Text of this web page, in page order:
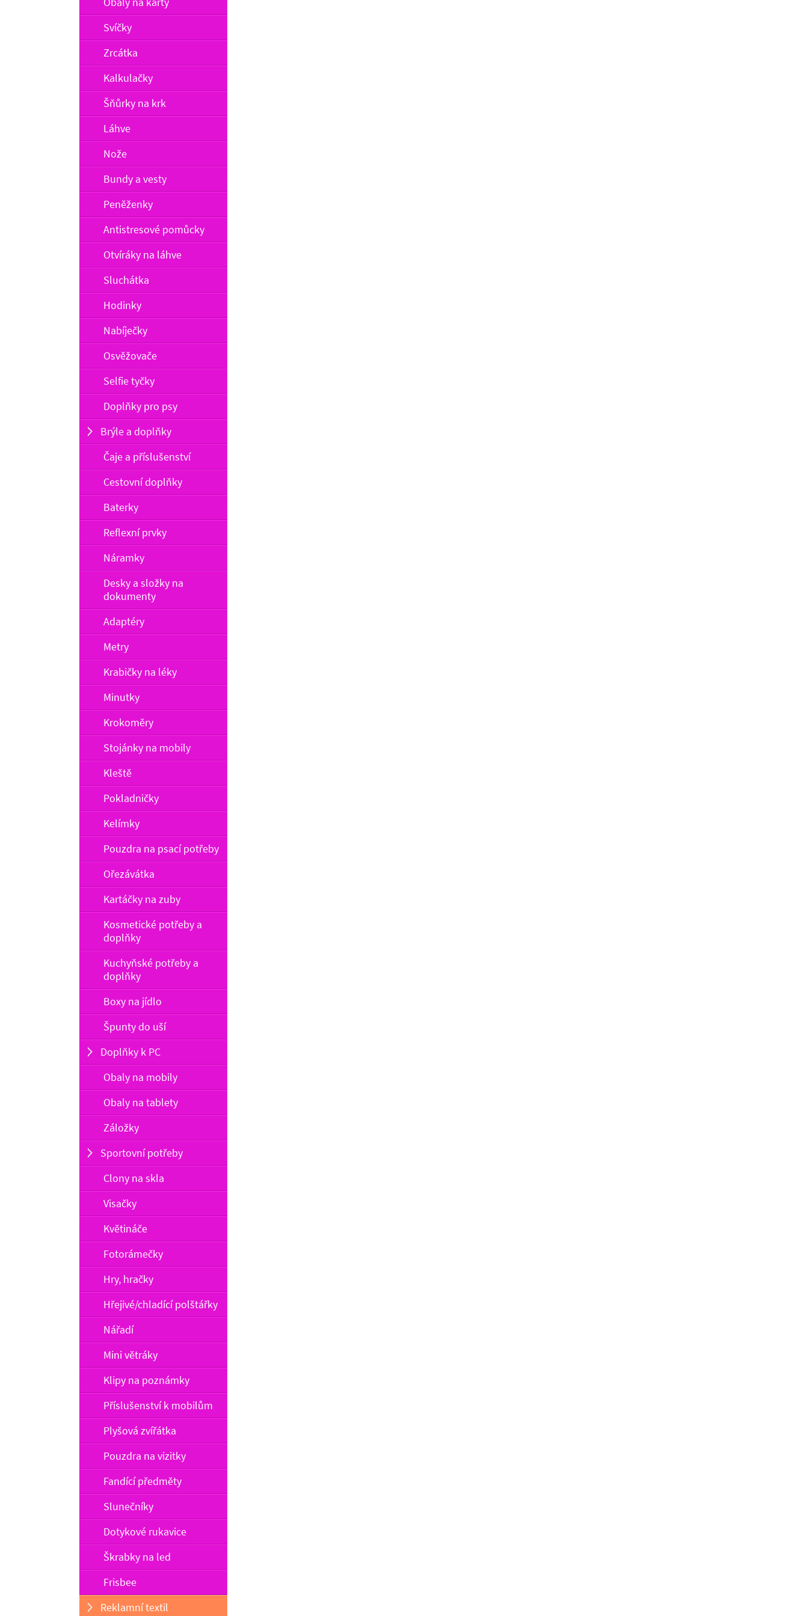
Svíčky
Zrcátka
Kalkulačky
Šňůrky na krk
Láhve
Nože
Bundy a vesty
Peněženky
Antistresové pomůcky
Otvíráky na láhve
Sluchátka
Hodinky
Nabíječky
Osvěžovače
Selfie tyčky
Doplňky pro psy
Brýle a doplňky
Čaje a příslušenství
Cestovní doplňky
Baterky
Reflexní prvky
Náramky
Desky a složky na
dokumenty
Adaptéry
Metry
Krabičky na léky
Minutky
Krokoměry
Stojánky na mobily
Kleště
Pokladničky
Kelímky
Pouzdra na psací potřeby
Ořezávátka
Kartáčky na zuby
Kosmetické potřeby a
doplňky
Kuchyňské potřeby a
doplňky
Boxy na jídlo
Špunty do uší
Doplňky k PC
Obaly na mobily
Obaly na tablety
Záložky
Sportovní potřeby
Clony na skla
Visačky
Květináče
Fotorámečky
Hry, hračky
Hřejivé/chladící polštářky
Nářadí
Mini větráky
Klipy na poznámky
Příslušenství k mobilům
Plyšová zvířátka
Pouzdra na vizitky
Fandící předměty
Slunečníky
Dotykové rukavice
Škrabky na led
Frisbee
Reklamní textil